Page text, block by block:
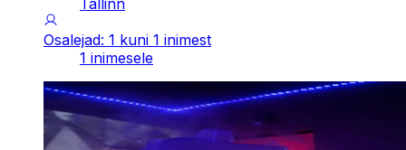
Tallinn
Osalejad: 1 kuni 1 inimest
1 inimesele